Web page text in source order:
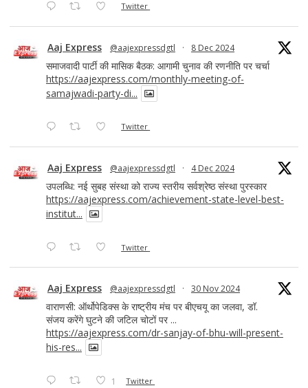
Twitter
Aaj Express @aajexpressdgtl · 8 Dec 2024
समाजवादी पार्टी की मासिक बैठक: आगामी चुनाव की रणनीति पर चर्चा
https://aajexpress.com/monthly-meeting-of-
samajwadi-party-di...
Twitter
Aaj Express @aajexpressdgtl · 4 Dec 2024
उपलब्धि: नई सुबह संस्था को राज्य स्तरीय सर्वश्रेष्ठ संस्था पुरस्कार
https://aajexpress.com/achievement-state-level-best-
institut...
Twitter
Aaj Express @aajexpressdgtl · 30 Nov 2024
वाराणसी: ऑर्थोपेडिक्स के राष्ट्रीय मंच पर बीएचयू का जलवा, डॉ.
संजय करेंगे घुटने की जटिल चोटों पर ...
https://aajexpress.com/dr-sanjay-of-bhu-will-present-
his-res...
1 Twitter